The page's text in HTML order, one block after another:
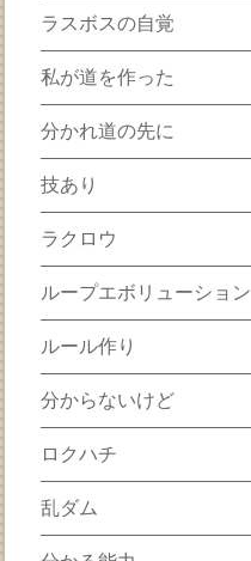
ラスボスの自覚
私が道を作った
分かれ道の先に
技あり
ラクロウ
ループエボリューション
ルール作り
分からないけど
ロクハチ
乱ダム